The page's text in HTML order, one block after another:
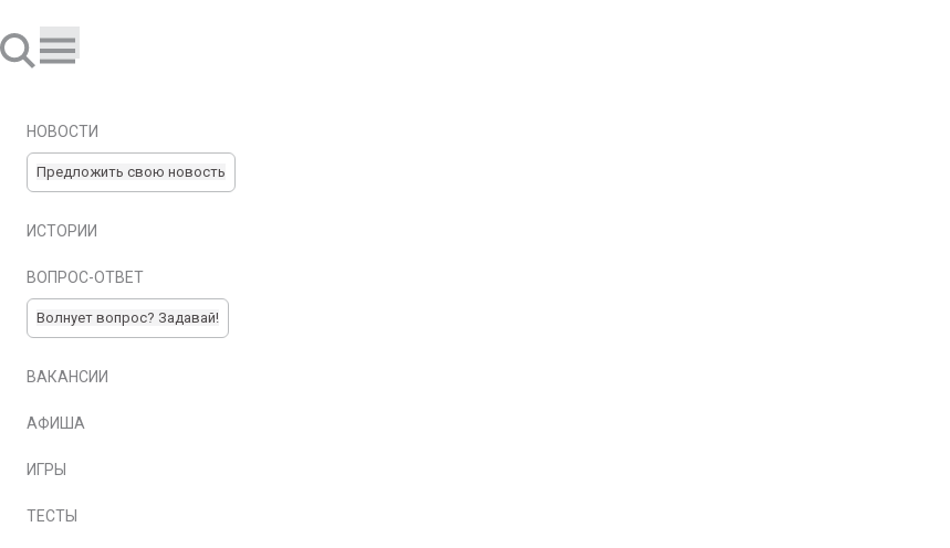
НОВОСТИ
Предложить свою новость
ИСТОРИИ
ВОПРОС-ОТВЕТ
Волнует вопрос? Задавай!
ВАКАНСИИ
АФИША
ИГРЫ
ТЕСТЫ